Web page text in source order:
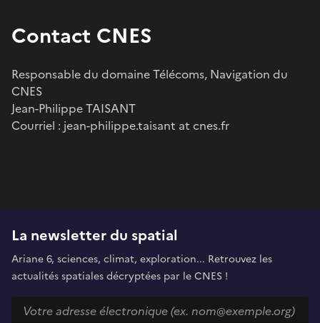
Contact CNES
Responsable du domaine Télécoms, Navigation du
CNES
Jean-Philippe TAISANT
Courriel : jean-philippe.taisant at cnes.fr
La newsletter du spatial
Ariane 6, sciences, climat, exploration... Retrouvez les
actualités spatiales décryptées par le CNES !